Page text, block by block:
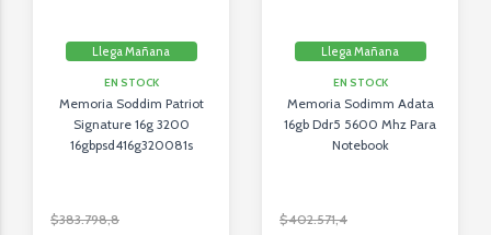
Llega Mañana
EN STOCK
Memoria Soddim Patriot
Signature 16g 3200
16gbpsd416g320081s
$383.798,8
Llega Mañana
EN STOCK
Memoria Sodimm Adata
16gb Ddr5 5600 Mhz Para
Notebook
$402.571,4